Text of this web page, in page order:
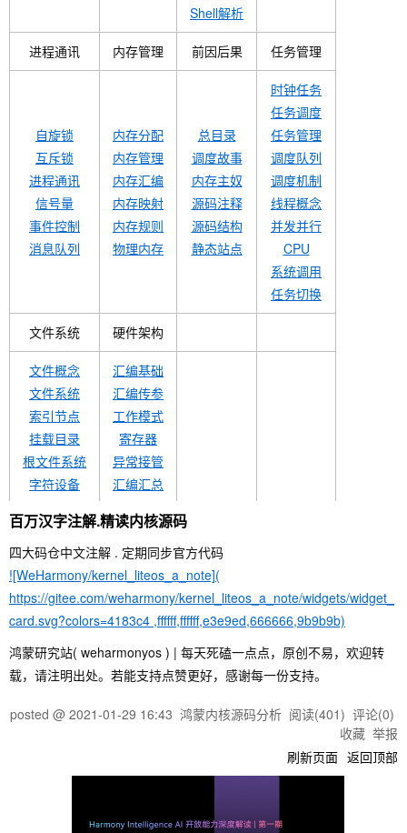
Shell解析
进程通讯 内存管理 前因后果 任务管理
自旋锁
互斥锁
进程通讯
信号量
事件控制
消息队列
内存分配
内存管理
内存汇编
内存映射
内存规则
物理内存
总目录
调度故事
内存主奴
源码注释
源码结构
静态站点
时钟任务
任务调度
任务管理
调度队列
调度机制
线程概念
并发并行
CPU
系统调用
任务切换
文件系统 硬件架构
文件概念
文件系统
索引节点
挂载目录
根文件系统
字符设备
文件句柄
管道文件
汇编基础
汇编传参
工作模式
寄存器
异常接管
汇编汇总
中断概念
中断管理
百万汉字注解.精读内核源码
四大码仓中文注解 . 定期同步官方代码
![WeHarmony/kernel_liteos_a_note](
https://gitee.com/weharmony/kernel_liteos_a_note/widgets/widget_
card.svg?colors=4183c4 ,ffffff,ffffff,e3e9ed,666666,9b9b9b)
鸿蒙研究站( weharmonyos ) | 每天死磕一点点，原创不易，欢迎转
载，请注明出处。若能支持点赞更好，感谢每一份支持。
posted @ 2021-01-29 16:43 鸿蒙内核源码分析 阅读(401) 评论(0)
收藏 举报
刷新页面 返回顶部